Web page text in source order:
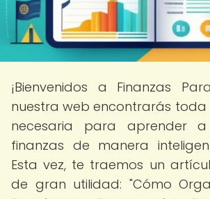
¡Bienvenidos a Finanzas
nuestra web encontrarás toda
necesaria para aprender
finanzas de manera
Esta vez, te traemos un
de gran utilidad: "Cómo